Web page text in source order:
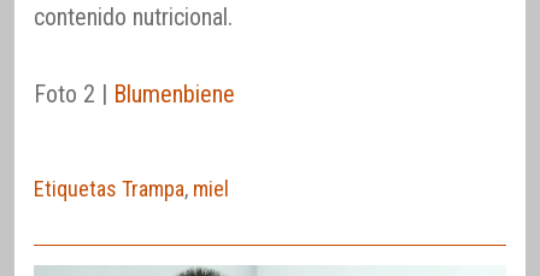
contenido nutricional.
Foto 2 | Blumenbiene
Etiquetas Trampa, miel